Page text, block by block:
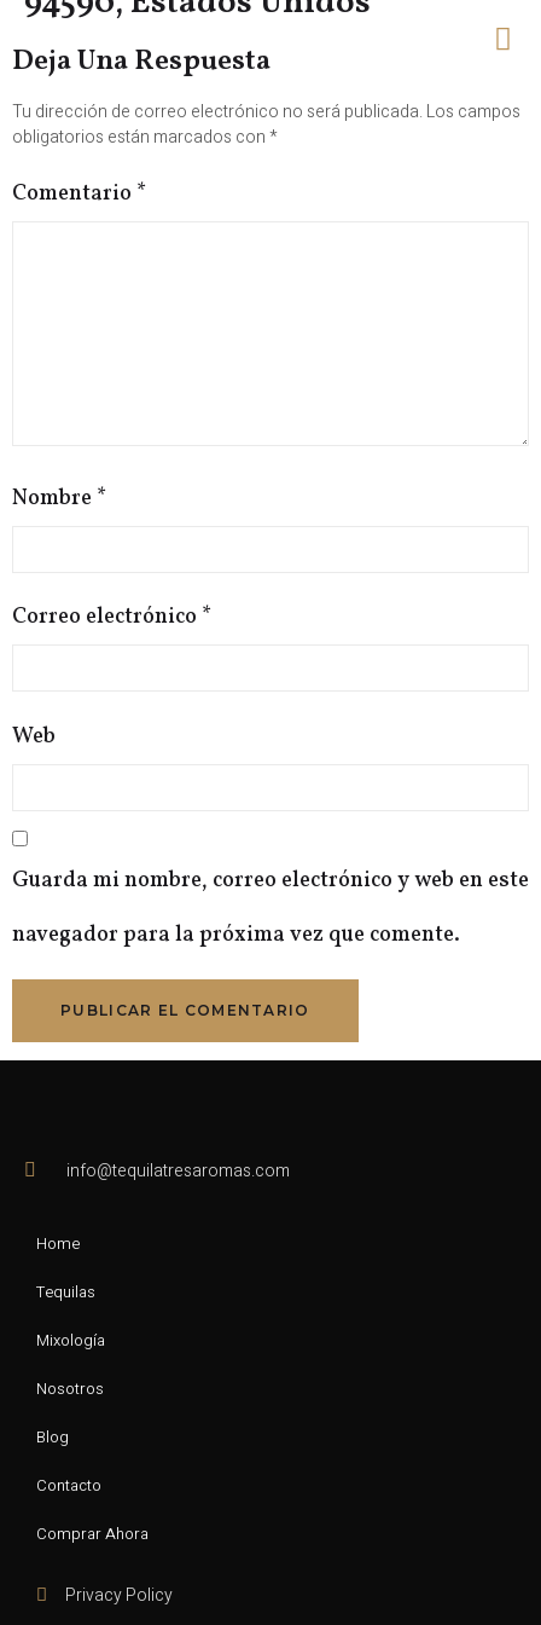
Deja Una Respuesta
Tu dirección de correo electrónico no será publicada. Los campos
obligatorios están marcados con*
Comentario *
Nombre *
Correo electrónico *
Web
Guarda mi nombre, correo electrónico y web en este
navegador para la próxima vez que comente.
info@tequilatresaromas.com
Home
Tequilas
Mixología
Nosotros
Blog
Contacto
Comprar Ahora
Privacy Policy